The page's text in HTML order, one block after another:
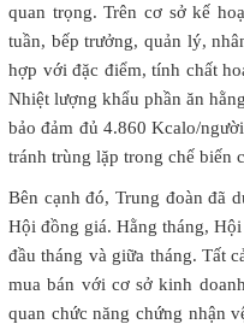
quan trọng. Trên cơ sở kế
tuần, bếp trưởng, quản lý,
hợp với đặc điểm, tính chất
Nhiệt lượng khẩu phần ăn
bảo đảm đủ 4.860 Kcalo/
tránh trùng lặp trong chế biến
Bên cạnh đó, Trung đoàn đã
Hội đồng giá. Hằng tháng,
đầu tháng và giữa tháng. Tất
mua bán với cơ sở kinh
quan chức năng chứng nhận